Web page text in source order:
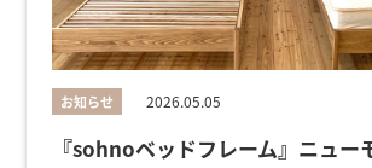
お知らせ 2026.05.05
『sohnoベッドフレーム』ニュ